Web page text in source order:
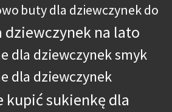
buty dla dziewczynek do
dziewczynek na lato
dla dziewczynek smyk
dla dziewczynek
kupić sukienkę dla